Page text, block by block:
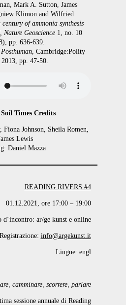
Mark A. Sutton, James
Klimon and Wilfried
century of ammonia synthesis
Nature Geoscience 1, no. 10
pp. 636-639.
Posthuman , Cambridge:Polity
2013, pp. 47-50.
Soil Times Credits
Johnson, Sheila Romen,
Lewis
Daniel Mazza
READING RIVERS #4
01.12.2021, ore 17:00 – 19:00
d‘incontro: ar/ge kunst e online
Registrazione: info@argekunst.it
Lingue: engl
camminare, scorrere, parlare
sessione annuale di Reading